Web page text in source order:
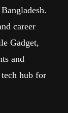
career
Gadget,
and
hub for